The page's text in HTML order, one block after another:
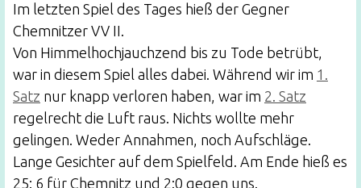
Im letzten Spiel des Tages hieß der Gegner
Chemnitzer VV II.
Von Himmelhochjauchzend bis zu Tode betrübt,
war in diesem Spiel alles dabei. Während wir im 1.
Satz nur knapp verloren haben, war im 2. Satz
regelrecht die Luft raus. Nichts wollte mehr
gelingen. Weder Annahmen, noch Aufschläge.
Lange Gesichter auf dem Spielfeld. Am Ende hieß es
25: 6 für Chemnitz und 2:0 gegen uns.